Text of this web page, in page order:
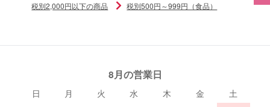
税別2,000円以下の商品
税別500円～999円（食品）
8月の営業日
日 月 火 水 木 金
土